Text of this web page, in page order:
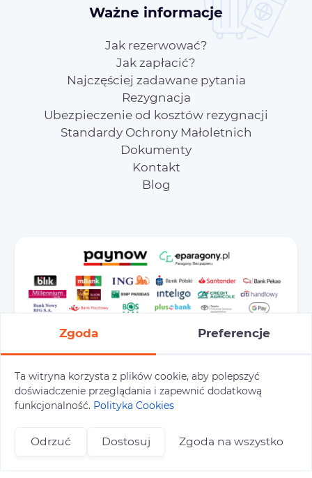
Ważne informacje
Jak rezerwować?
Jak zapłacić?
Najczęściej zadawane pytania
Rezygnacja
Ubezpieczenie od kosztów rezygnacji
Standardy Ochrony Małoletnich
Dokumenty
Kontakt
Blog
Preferencje cookies Polityka prywatności
Polityka cookies
Zgoda Preferencje
Ta witryna korzysta z plików cookie, aby polepszyć
doświadczenie przeglądania i zapewnić dodatkową
funkcjonalność. Polityka Cookies
Odrzuć Dostosuj Zgoda na wszystko